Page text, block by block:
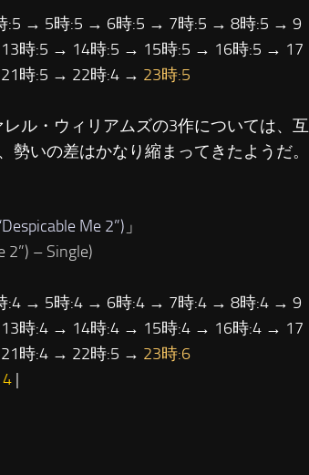
→ 5時:5 → 6時:5 → 7時:5 → 8時:5 → 9
時:5 → 14時:5 → 15時:5 → 16時:5 → 17
時:5 → 22時:4 → 23時:5
ル・ウィリアムズの3作については、互
いの差はかなり縮まってきたようだ。
Me 2”) 」
2”) – Single)
→ 5時:4 → 6時:4 → 7時:4 → 8時:4 → 9
時:4 → 14時:4 → 15時:4 → 16時:4 → 17
時:4 → 22時:5 → 23時:6
|